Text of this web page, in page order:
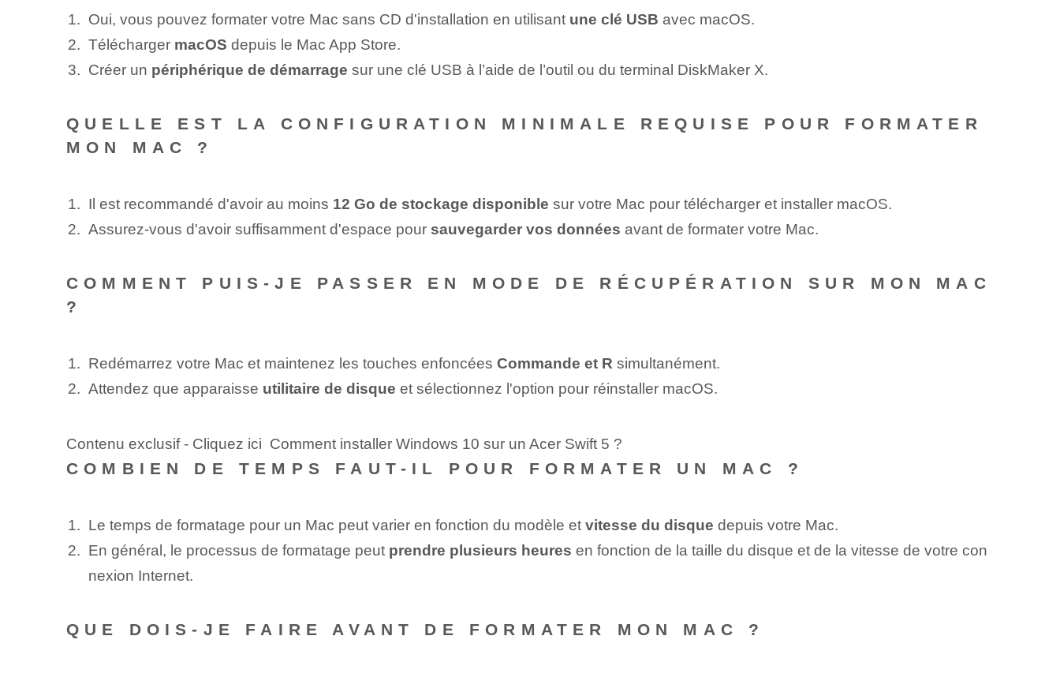
Oui, vous pouvez formater votre Mac sans CD d'installation en utilisant une clé USB ‍avec macOS.
Télécharger macOS depuis le Mac App Store.
Créer un périphérique de démarrage sur‌ une clé USB​ à l’aide de l’outil ou du terminal DiskMaker⁤ X.
QUELLE EST LA CONFIGURATION MINIMALE REQUISE POUR FORMATER
MON MAC ?
Il est recommandé d'avoir au moins 12 Go de stockage disponible sur votre Mac pour télécharger et installer macOS.
Assurez-vous d'avoir suffisamment d'espace pour sauvegarder vos données avant de formater votre Mac.
COMMENT PUIS-JE PASSER EN MODE DE RÉCUPÉRATION SUR MON MAC
?
Redémarrez votre Mac et maintenez les touches enfoncées Commande et R simultanément.
Attendez que⁣ apparaisse utilitaire de disque et sélectionnez ⁤l'option pour réinstaller‌ macOS.
Contenu exclusif - Cliquez ici Comment installer Windows 10 sur un Acer Swift 5 ?
COMBIEN DE TEMPS FAUT-IL POUR FORMATER UN MAC ?
Le temps de formatage pour un⁢ Mac peut varier en fonction du modèle et vitesse du disque depuis votre Mac.
En général, le processus de formatage peut​ prendre plusieurs heures en fonction de la taille du disque et de la vitesse de votre con
nexion Internet.
QUE DOIS-JE FAIRE AVANT DE FORMATER MON MAC ?